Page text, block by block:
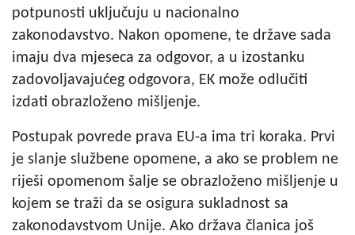
potpunosti uključuju u nacionalno
zakonodavstvo. Nakon opomene, te države sada
imaju dva mjeseca za odgovor, a u izostanku
zadovoljavajućeg odgovora, EK može odlučiti
izdati obrazloženo mišljenje.
Postupak povrede prava EU-a ima tri koraka. Prvi
je slanje službene opomene, a ako se problem ne
riješi opomenom šalje se obrazloženo mišljenje u
kojem se traži da se osigura sukladnost sa
zakonodavstvom Unije. Ako država članica još